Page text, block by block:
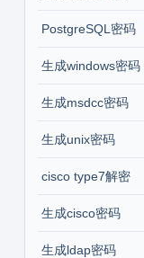
PostgreSQL密码
生成windows密码
生成msdcc密码
生成unix密码
cisco type7解密
生成cisco密码
生成ldap密码